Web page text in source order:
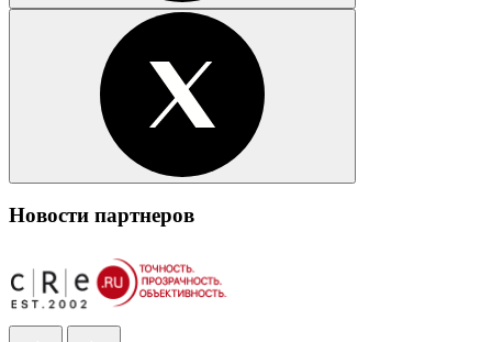
Новости партнеров